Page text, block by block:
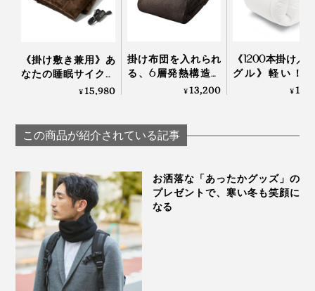
《掛け敷き兼用》あ
なたの睡眠サイクル
に合わせて、電源が
「電気毛布（シング
ル）」｜HEAT-
¥15,980
掛け布団を入れられ
る、6層発熱構造の
「オールインワン毛
¥13,200
《1200本掛け／
グル》軽い！
い！プロ向け防
¥
この商品が紹介されている記事
お洒落な「あったかグッズ」の
プレゼントで、寒い冬も笑顔に
なる